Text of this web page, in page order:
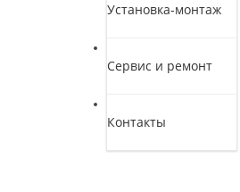
Установка-монтаж
Сервис и ремонт
Контакты